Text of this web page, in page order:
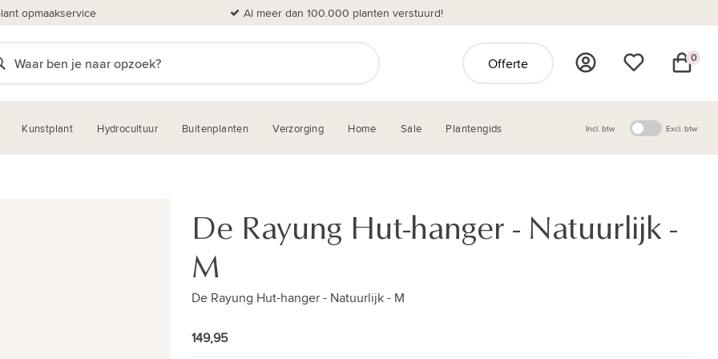
opmaakservice Al meer dan 100.000 planten verstuurd!
Offerte 0
Kunstplant Hydrocultuur Buitenplanten Verzorging Home Sale Plantengids Incl. btw Excl. btw
De Rayung Hut-hanger - Natuurlijk -
M
De Rayung Hut-hanger - Natuurlijk - M
149,95